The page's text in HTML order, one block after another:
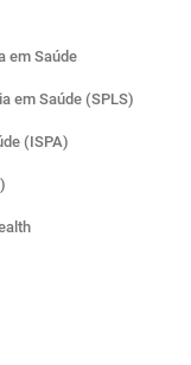
em Saúde
em Saúde (SPLS)
(ISPA)